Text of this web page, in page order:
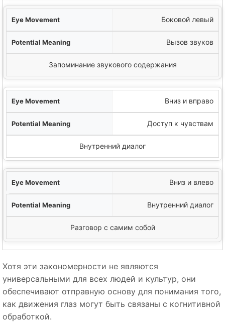
Боковой левый
Вызов звуков
Запоминание звукового содержания
Вниз и вправо
Доступ к чувствам
Внутренний диалог
Вниз и влево
Внутренний диалог
Разговор с самим собой
Хотя эти закономерности не являются
универсальными для всех людей и культур, они
обеспечивают отправную основу для понимания того,
как движения глаз могут быть связаны с когнитивной
обработкой.